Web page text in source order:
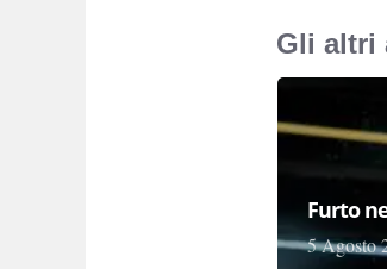
Gli altri
Furto
5 Agosto